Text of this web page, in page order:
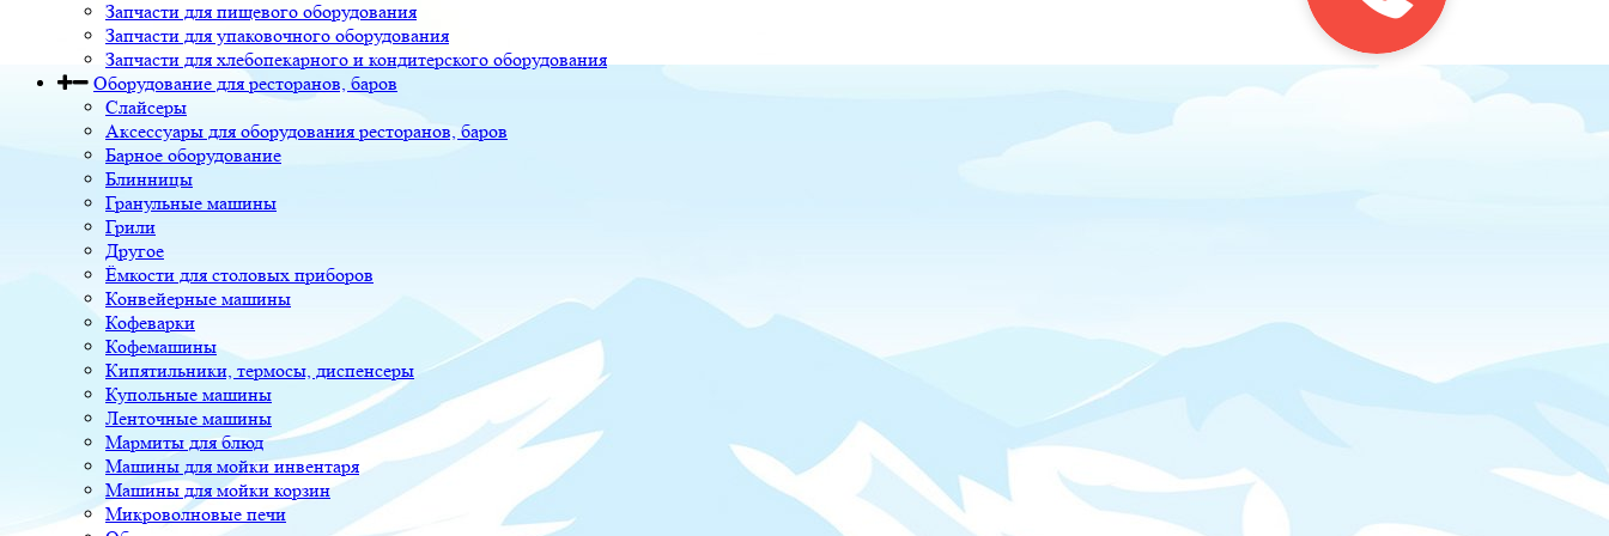
Запчасти для пищевого оборудования
Запчасти для упаковочного оборудования
Запчасти для хлебопекарного и кондитерского оборудования
Оборудование для ресторанов, баров
Слайсеры
Аксессуары для оборудования ресторанов, баров
Барное оборудование
Блинницы
Гранульные машины
Грили
Другое
Ёмкости для столовых приборов
Конвейерные машины
Кофеварки
Кофемашины
Кипятильники, термосы, диспенсеры
Купольные машины
Ленточные машины
Мармиты для блюд
Машины для мойки инвентаря
Машины для мойки корзин
Микроволновые печи